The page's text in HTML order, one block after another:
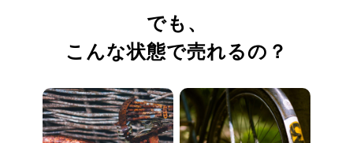
でも、
こんな状態で売れるの？